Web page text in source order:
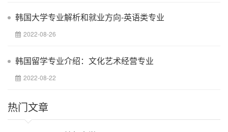
韩国大学专业解析和就业方向-英语类专业
2022-08-26
韩国留学专业介绍：文化艺术经营专业
2022-08-22
热门文章